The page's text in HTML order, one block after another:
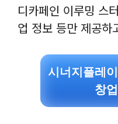
디카페인 이루밍 스
업 정보 등만 제공하
시너지플레
창